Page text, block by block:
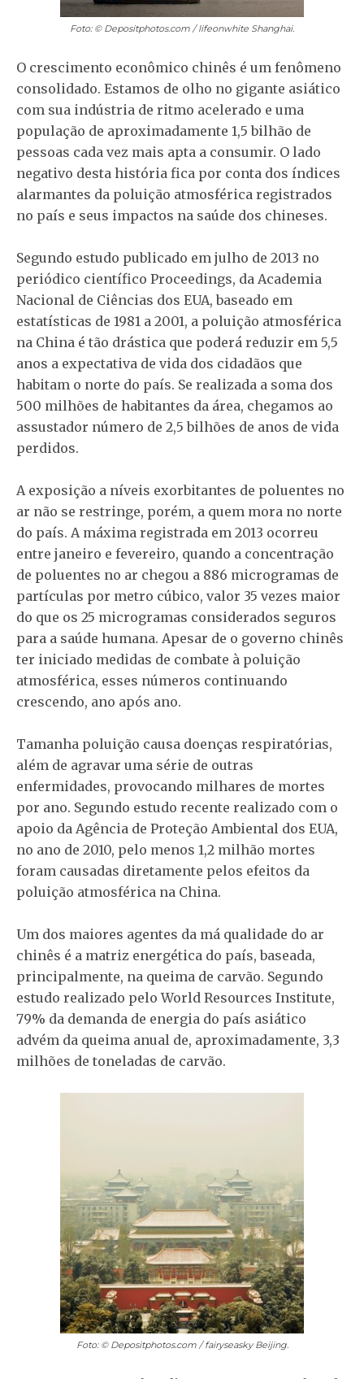
Foto: © Depositphotos.com / lifeonwhite Shanghai.
O crescimento econômico chinês é um fenômeno
consolidado. Estamos de olho no gigante asiático
com sua indústria de ritmo acelerado e uma
população de aproximadamente 1,5 bilhão de
pessoas cada vez mais apta a consumir. O lado
negativo desta história fica por conta dos índices
alarmantes da poluição atmosférica registrados
no país e seus impactos na saúde dos chineses.
Segundo estudo publicado em julho de 2013 no
periódico científico Proceedings, da Academia
Nacional de Ciências dos EUA, baseado em
estatísticas de 1981 a 2001, a poluição atmosférica
na China é tão drástica que poderá reduzir em 5,5
anos a expectativa de vida dos cidadãos que
habitam o norte do país. Se realizada a soma dos
500 milhões de habitantes da área, chegamos ao
assustador número de 2,5 bilhões de anos de vida
perdidos.
A exposição a níveis exorbitantes de poluentes no
ar não se restringe, porém, a quem mora no norte
do país. A máxima registrada em 2013 ocorreu
entre janeiro e fevereiro, quando a concentração
de poluentes no ar chegou a 886 microgramas de
partículas por metro cúbico, valor 35 vezes maior
do que os 25 microgramas considerados seguros
para a saúde humana. Apesar de o governo chinês
ter iniciado medidas de combate à poluição
atmosférica, esses números continuando
crescendo, ano após ano.
Tamanha poluição causa doenças respiratórias,
além de agravar uma série de outras
enfermidades, provocando milhares de mortes
por ano. Segundo estudo recente realizado com o
apoio da Agência de Proteção Ambiental dos EUA,
no ano de 2010, pelo menos 1,2 milhão mortes
foram causadas diretamente pelos efeitos da
poluição atmosférica na China.
Um dos maiores agentes da má qualidade do ar
chinês é a matriz energética do país, baseada,
principalmente, na queima de carvão. Segundo
estudo realizado pelo World Resources Institute,
79% da demanda de energia do país asiático
advém da queima anual de, aproximadamente, 3,3
milhões de toneladas de carvão.
Foto: © Depositphotos.com / fairyseaskyBeijing.